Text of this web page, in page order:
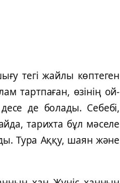
тегі жайлы көптеген
тартпаған, өзінің ой-
де болады. Себебі,
тарихта бұл мәселе
Тура Аққу, шаян және